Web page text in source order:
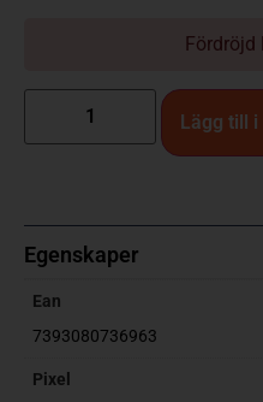
Fördröjd
Lägg till
Egenskaper
Ean
7393080736963
Pixel